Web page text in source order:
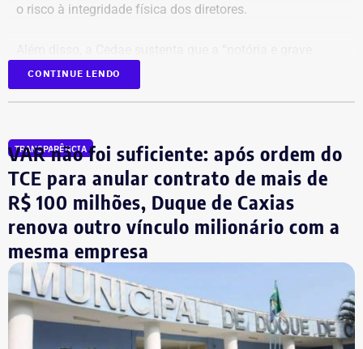
o risco à integridade física dos diretores.
insegurança pública” no estado, especialmente no
município do Rio de Janeiro e na Baixada Fluminense,
Compliance e violência como
justificativa
A estatal afirma que a adoção de medidas mais rígidas
de governança levou à implementação de ações voltadas
ao combate de práticas consideradas lesivas aos
interesses da companhia. Segundo o documento, esse
cenário expõe os diretores a potenciais represálias,
tornando necessária a utilização de veículos blindados.
CONTINUE LENDO
TRANSPARÊNCIA
VAR não foi suficiente: após ordem do
TCE para anular contrato de mais de
R$ 100 milhões, Duque de Caxias
renova outro vínculo milionário com a
mesma empresa